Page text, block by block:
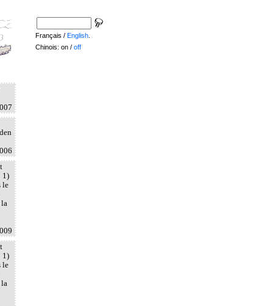
1)
le
la
1)
le
la
Français / English
Chinois: on / off